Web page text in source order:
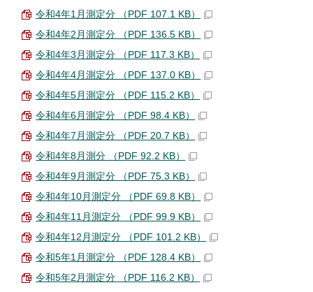
令和4年1月測定分 （PDF 107.1 KB）
令和4年2月測定分 （PDF 136.5 KB）
令和4年3月測定分 （PDF 117.3 KB）
令和4年4月測定分 （PDF 137.0 KB）
令和4年5月測定分 （PDF 115.2 KB）
令和4年6月測定分 （PDF 98.4 KB）
令和4年7月測定分 （PDF 20.7 KB）
令和4年8月測分 （PDF 92.2 KB）
令和4年9月測定分 （PDF 75.3 KB）
令和4年10月測定分 （PDF 69.8 KB）
令和4年11月測定分 （PDF 99.9 KB）
令和4年12月測定分 （PDF 101.2 KB）
令和5年1月測定分 （PDF 128.4 KB）
令和5年2月測定分 （PDF 116.2 KB）